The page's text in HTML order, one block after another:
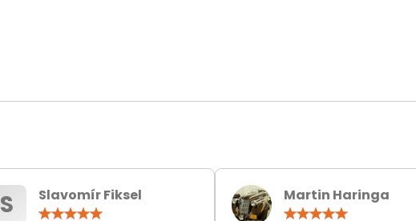
S
Slavomír Fiksel
Martin Haringa